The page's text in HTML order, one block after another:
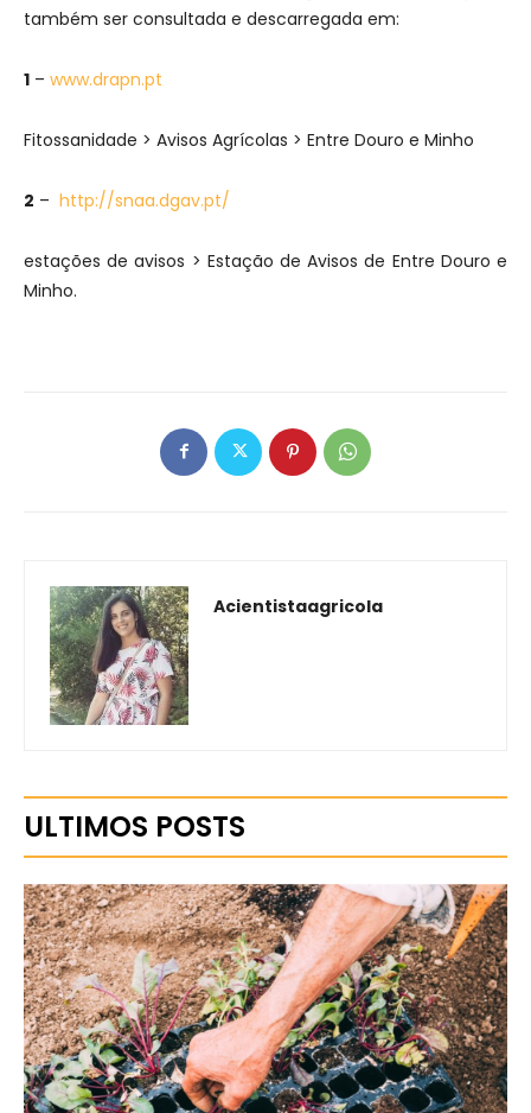
também ser consultada e descarregada em:
1 – www.drapn.pt
Fitossanidade > Avisos Agrícolas > Entre Douro e Minho
2 – http://snaa.dgav.pt/
estações de avisos > Estação de Avisos de Entre Douro e
Minho.
Acientistaagricola
ULTIMOS POSTS